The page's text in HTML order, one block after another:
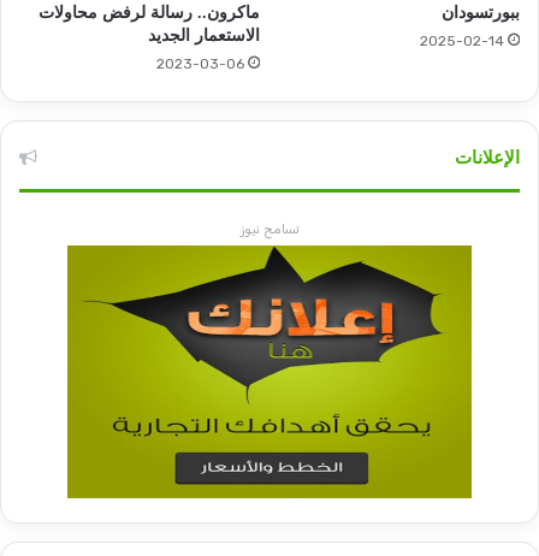
ببورتسودان
2025-02-14
ماكرون.. رسالة لرفض محاولات
الاستعمار الجديد
2023-03-06
الإعلانات
تسامح نيوز